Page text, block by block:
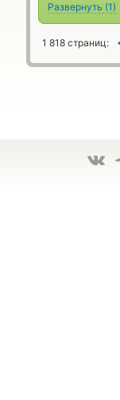
Развернуть (1)
1 818 страниц: